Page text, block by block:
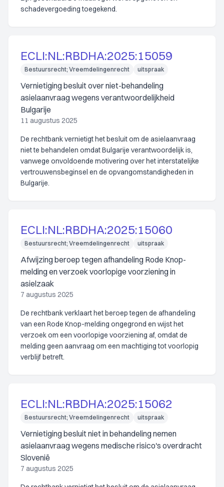
schadevergoeding toegekend.
ECLI:NL:RBDHA:2025:15059
Bestuursrecht; Vreemdelingenrecht uitspraak
Vernietiging besluit over niet-behandeling
asielaanvraag wegens verantwoordelijkheid
Bulgarije
11 augustus 2025
De rechtbank vernietigt het besluit om de asielaanvraag
niet te behandelen omdat Bulgarije verantwoordelijk is,
vanwege onvoldoende motivering over het interstatelijke
vertrouwensbeginsel en de opvangomstandigheden in
Bulgarije.
ECLI:NL:RBDHA:2025:15060
Bestuursrecht; Vreemdelingenrecht uitspraak
Afwijzing beroep tegen afhandeling Rode Knop-
melding en verzoek voorlopige voorziening in
asielzaak
7 augustus 2025
De rechtbank verklaart het beroep tegen de afhandeling
van een Rode Knop-melding ongegrond en wijst het
verzoek om een voorlopige voorziening af, omdat de
melding geen aanvraag om een machtiging tot voorlopig
verblijf betreft.
ECLI:NL:RBDHA:2025:15062
Bestuursrecht; Vreemdelingenrecht uitspraak
Vernietiging besluit niet in behandeling nemen
asielaanvraag wegens medische risico's overdracht
Slovenië
7 augustus 2025